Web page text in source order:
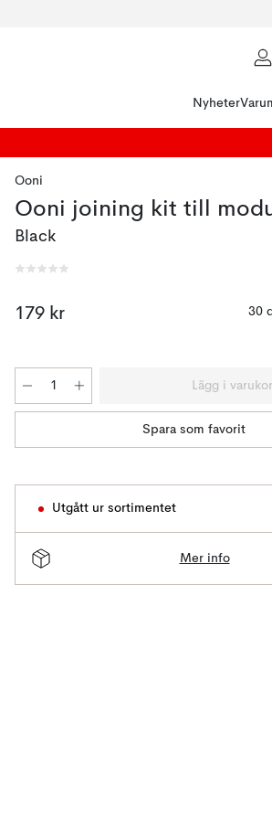
Nyheter
Ooni
Ooni joining kit till
Black
179 kr
30
Lägg i
Spara som favorit
Utgått ur sortimentet
Mer info